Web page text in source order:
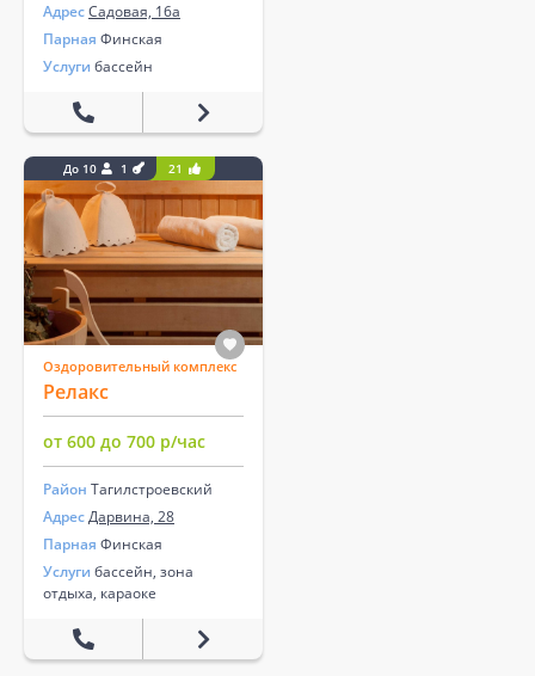
АдресСадовая, 16а
Парная Финская
Услуги бассейн
До 10 1 21
Оздоровительный комплекс
Релакс
от 600 до 700 р/час
Район Тагилстроевский
АдресДарвина, 28
Парная Финская
Услуги бассейн, зона
отдыха, караоке